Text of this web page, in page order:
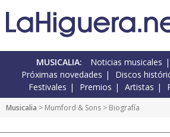
MUSICALIA: Noticias musicales
Próximas novedades
Discos
Festivales
Premios Artistas
Musicalia > Mumford & Sons > Biografía